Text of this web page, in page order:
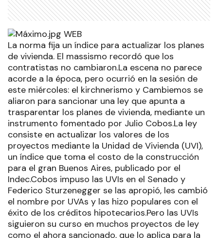
La norma fija un índice para actualizar los planes
de vivienda. El massismo recordó que los
contratistas no cambiaron.La escena no parece
acorde a la época, pero ocurrió en la sesión de
este miércoles: el kirchnerismo y Cambiemos se
aliaron para sancionar una ley que apunta a
trasparentar los planes de vivienda, mediante un
instrumento fomentado por Julio Cobos.La ley
consiste en actualizar los valores de los
proyectos mediante la Unidad de Vivienda (UVI),
un índice que toma el costo de la construcción
para el gran Buenos Aires, publicado por el
Indec.Cobos impuso las UVIs en el Senado y
Federico Sturzenegger se las apropió, les cambió
el nombre por UVAs y las hizo populares con el
éxito de los créditos hipotecarios.Pero las UVIs
siguieron su curso en muchos proyectos de ley
como el ahora sancionado, que lo aplica para la